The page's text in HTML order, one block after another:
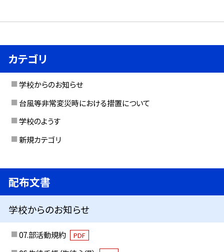
カテゴリ
学校からのお知らせ
台風等非常変災時における措置について
学校のようす
新規カテゴリ
配布文書
学校からのお知らせ
07.部活動規約 PDF